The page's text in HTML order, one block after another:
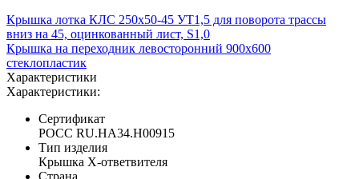
Крышка лотка КЛС 250х50-45 УТ1,5 для поворота трассы
вниз на 45, оцинкованный лист, S1,0
Крышка на переходник левосторонний 900х600
стеклопластик
Характеристики
Характеристики:
Сертификат
POCC RU.НА34.H00915
Тип изделия
Крышка X-ответвителя
Страна